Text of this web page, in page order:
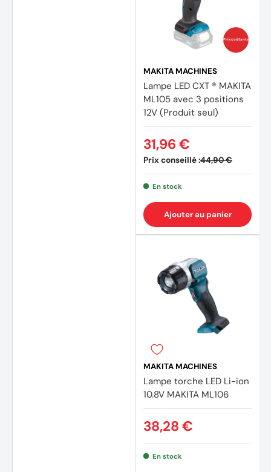
Prix coûtants
MAKITA MACHINES
Lampe LED CXT ® MAKITA
ML105 avec 3 positions
12V (Produit seul)
Prix conseillé :44,90 €
31,96 €
En stock
Ajouter au panier
MAKITA MACHINES
Lampe torche LED Li-ion
10.8V MAKITA ML106
38,28 €
En stock